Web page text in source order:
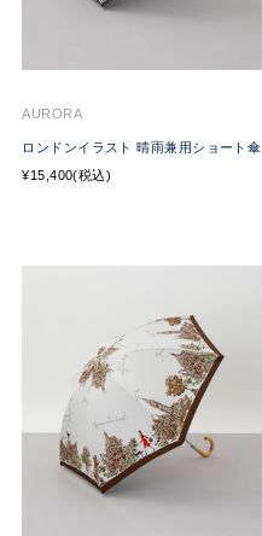
AURORA
ロンドンイラスト 晴雨兼用ショート傘
¥15,400(税込)